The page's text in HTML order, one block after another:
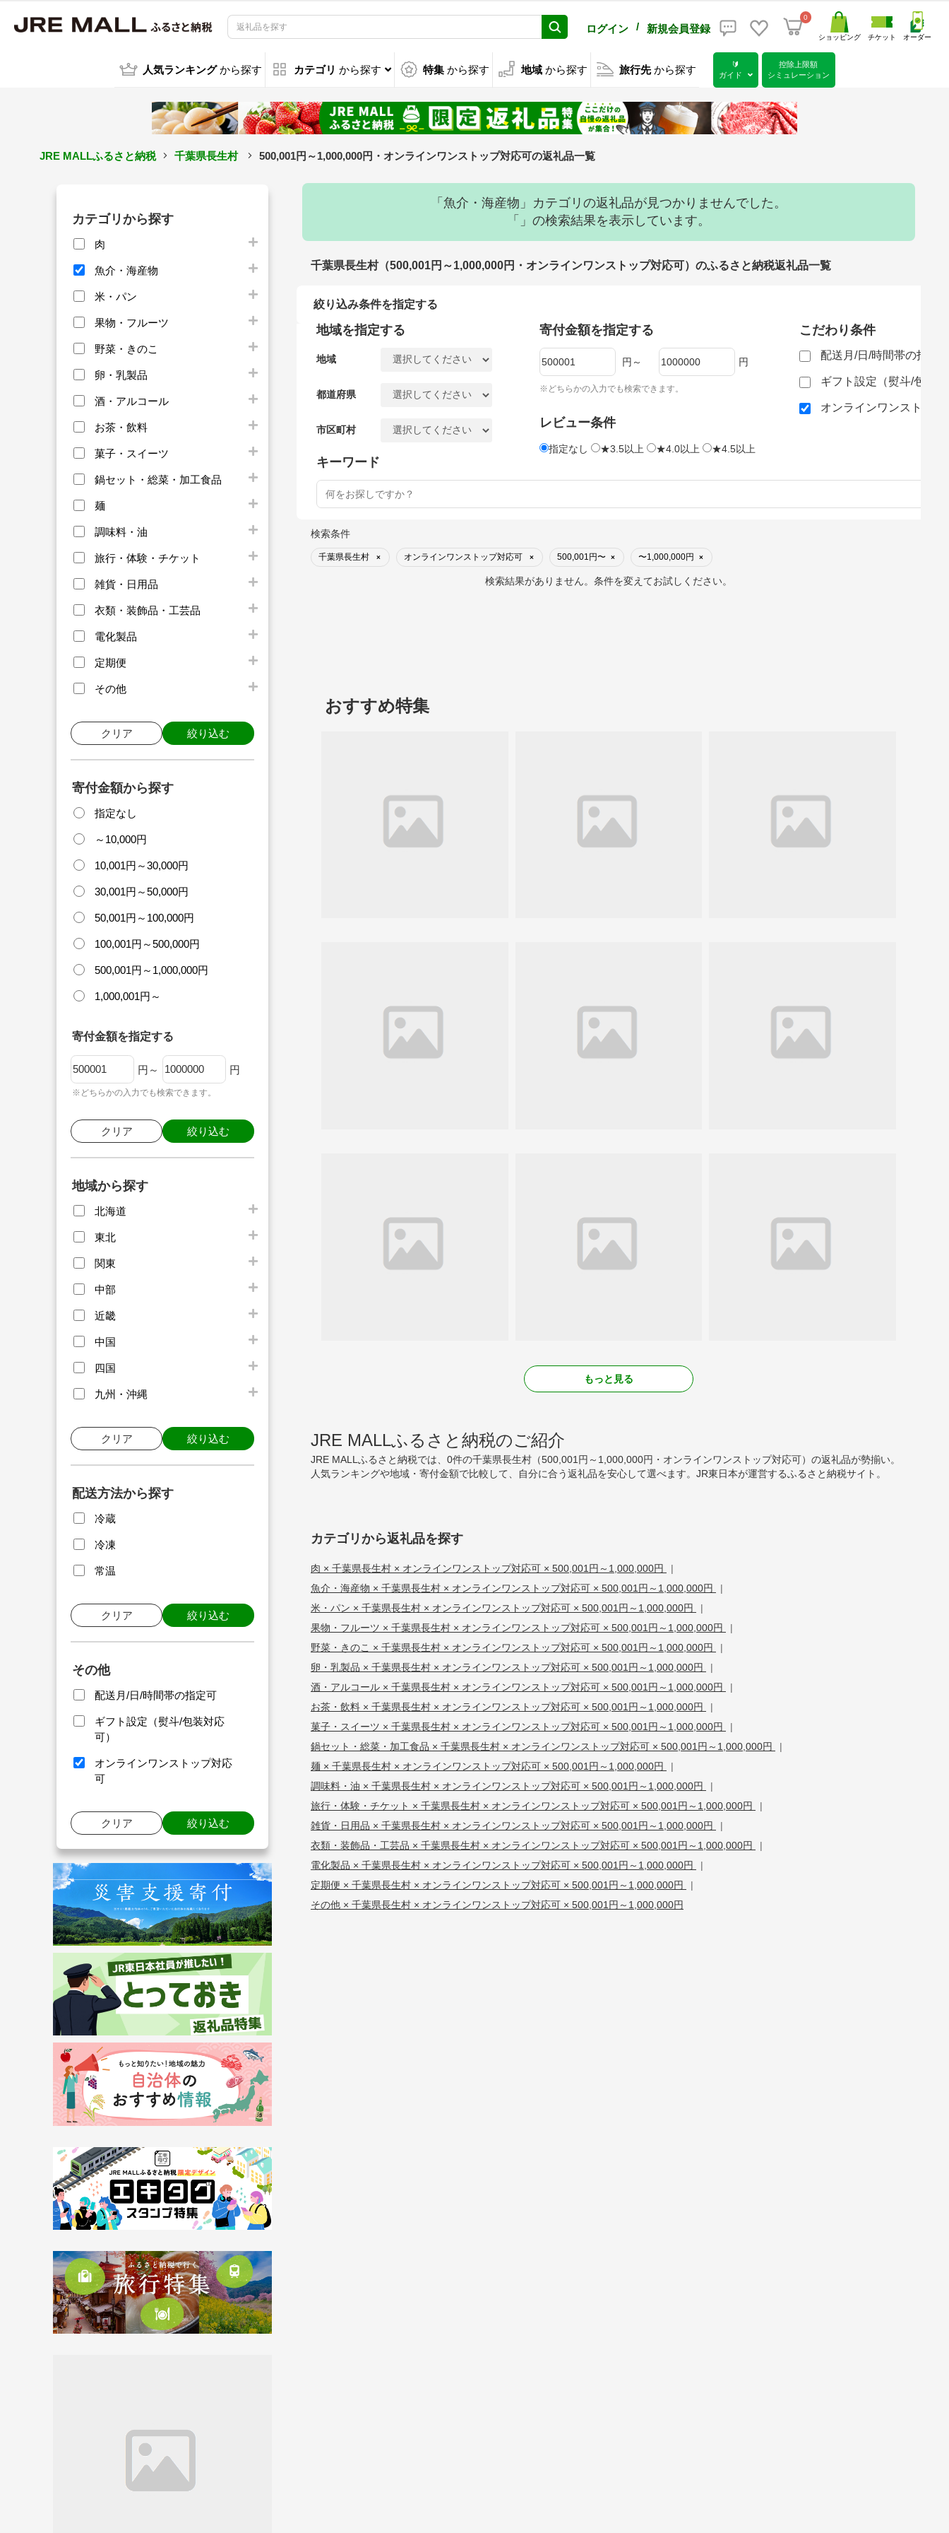
ログイン / 新規会員登録
0
ショッピング チケット オーダー
人気ランキング から探す カテゴリ から探す 特集 から探す 地域 から探す 旅行先 から探す
🔰
ガイド
控除上限額
シミュレーション
JRE MALLふるさと納税 千葉県長生村 500,001円～1,000,000円・オンラインワンストップ対応可の返礼品一覧
カテゴリから探す
肉
魚介・海産物
米・パン
果物・フルーツ
野菜・きのこ
卵・乳製品
酒・アルコール
お茶・飲料
菓子・スイーツ
鍋セット・総菜・加工食品
麺
調味料・油
旅行・体験・チケット
雑貨・日用品
衣類・装飾品・工芸品
電化製品
定期便
その他
クリア 絞り込む
寄付金額から探す
指定なし
～10,000円
10,001円～30,000円
30,001円～50,000円
50,001円～100,000円
100,001円～500,000円
500,001円～1,000,000円
1,000,001円～
寄付金額を指定する
円～ 円
※どちらかの入力でも検索できます。
クリア 絞り込む
地域から探す
北海道
東北
関東
中部
近畿
中国
四国
九州・沖縄
クリア 絞り込む
配送方法から探す
冷蔵
冷凍
常温
クリア 絞り込む
その他
配送月/日/時間帯の指定可
ギフト設定（熨斗/包装対応
可）
オンラインワンストップ対応
可
クリア 絞り込む
「魚介・海産物」カテゴリの返礼品が見つかりませんでした。
「」の検索結果を表示しています。
千葉県長生村（500,001円～1,000,000円・オンラインワンストップ対応可）のふるさと納税返礼品一覧
絞り込み条件を指定する
地域を指定する
地域
都道府県
市区町村
寄付金額を指定する
円～ 円
※どちらかの入力でも検索できます。
レビュー条件
指定なし ★3.5以上 ★4.0以上 ★4.5以上
こだわり条件
配送月/日/時間帯の指定
ギフト設定（熨斗/包装
オンラインワンストップ
キーワード
検索条件
千葉県長生村 × オンラインワンストップ対応可 × 500,001円〜 × 〜1,000,000円 ×
検索結果がありません。条件を変えてお試しください。
おすすめ特集
もっと見る
JRE MALLふるさと納税のご紹介
JRE MALLふるさと納税では、0件の千葉県長生村（500,001円～1,000,000円・オンラインワンストップ対応可）の返礼品が勢揃い。
人気ランキングや地域・寄付金額で比較して、自分に合う返礼品を安心して選べます。JR東日本が運営するふるさと納税サイト。
カテゴリから返礼品を探す
肉 × 千葉県長生村 × オンラインワンストップ対応可 × 500,001円～1,000,000円
|
魚介・海産物 × 千葉県長生村 × オンラインワンストップ対応可 × 500,001円～1,000,000円
|
米・パン × 千葉県長生村 × オンラインワンストップ対応可 × 500,001円～1,000,000円
|
果物・フルーツ × 千葉県長生村 × オンラインワンストップ対応可 × 500,001円～1,000,000円
|
野菜・きのこ × 千葉県長生村 × オンラインワンストップ対応可 × 500,001円～1,000,000円
|
卵・乳製品 × 千葉県長生村 × オンラインワンストップ対応可 × 500,001円～1,000,000円
|
酒・アルコール × 千葉県長生村 × オンラインワンストップ対応可 × 500,001円～1,000,000円
|
お茶・飲料 × 千葉県長生村 × オンラインワンストップ対応可 × 500,001円～1,000,000円
|
菓子・スイーツ × 千葉県長生村 × オンラインワンストップ対応可 × 500,001円～1,000,000円
|
鍋セット・総菜・加工食品 × 千葉県長生村 × オンラインワンストップ対応可 × 500,001円～1,000,000円
|
麺 × 千葉県長生村 × オンラインワンストップ対応可 × 500,001円～1,000,000円
|
調味料・油 × 千葉県長生村 × オンラインワンストップ対応可 × 500,001円～1,000,000円
|
旅行・体験・チケット × 千葉県長生村 × オンラインワンストップ対応可 × 500,001円～1,000,000円
|
雑貨・日用品 × 千葉県長生村 × オンラインワンストップ対応可 × 500,001円～1,000,000円
|
衣類・装飾品・工芸品 × 千葉県長生村 × オンラインワンストップ対応可 × 500,001円～1,000,000円
|
電化製品 × 千葉県長生村 × オンラインワンストップ対応可 × 500,001円～1,000,000円
|
定期便 × 千葉県長生村 × オンラインワンストップ対応可 × 500,001円～1,000,000円
|
その他 × 千葉県長生村 × オンラインワンストップ対応可 × 500,001円～1,000,000円